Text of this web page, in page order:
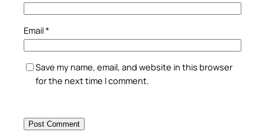
Email*
Save my name, email, and website in this browser
for the next time I comment.